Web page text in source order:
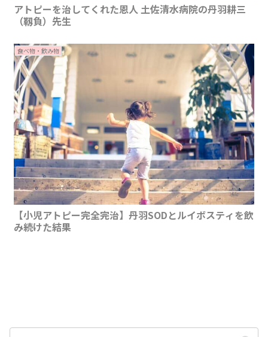
アトピーを治してくれた恩人 土佐清水病院の丹羽耕三
（靱負）先生
食べ物・飲み物
【小児アトピー完全完治】丹羽SODとルイボスティを飲
み続けた結果